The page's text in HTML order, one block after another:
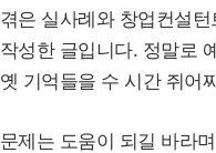
겪은 실사례와 창업컨설
작성한 글입니다. 정말로
옛 기억들을 수 시간 쥐어
문제는 도움이 되길 바라